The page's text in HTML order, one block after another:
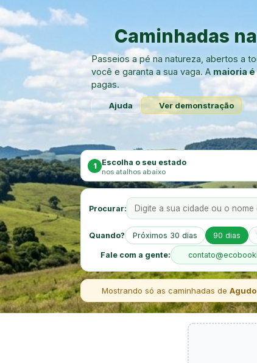
Caminhadas
Passeios a pé na natureza, abertos a
você e garanta a sua vaga. A maioria
pagas.
Ajuda Ver demonstração
1 Escolha o seu estado
nos atalhos abaixo
Procurar:
Quando? Próximos 30 dias 90 dias
Fale com a gente:
Mostrando só as caminhadas deAgudo